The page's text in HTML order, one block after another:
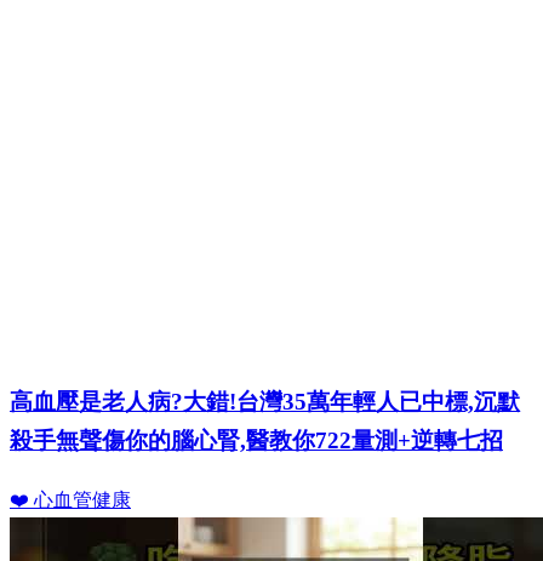
高血壓是老人病?大錯!台灣35萬年輕人已中標,沉默
殺手無聲傷你的腦心腎,醫教你722量測+逆轉七招
❤️ 心血管健康